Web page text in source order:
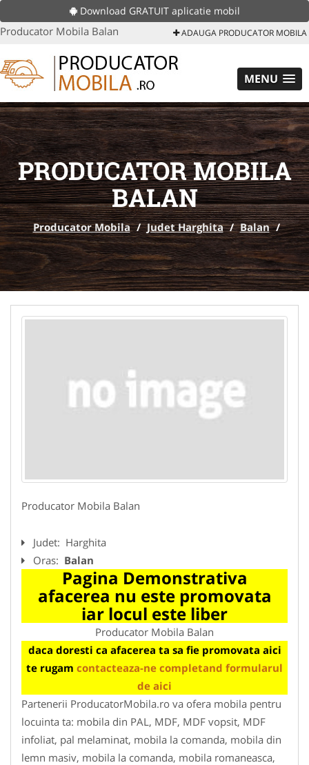
Download GRATUIT aplicatie mobil
Producator Mobila Balan ADAUGA PRODUCATOR MOBILA
MENU
PRODUCATOR MOBILA
BALAN
Producator Mobila / Judet Harghita / Balan /
Producator Mobila Balan
Judet: Harghita
Oras: Balan
Pagina Demonstrativa
afacerea nu este promovata
iar locul este liber
Producator Mobila Balan
daca doresti ca afacerea ta sa fie promovata aici
te rugam contacteaza-ne completand formularul
de aici
Partenerii ProducatorMobila.ro va ofera mobila pentru
locuinta ta: mobila din PAL, MDF, MDF vopsit, MDF
infoliat, pal melaminat, mobila la comanda, mobila din
lemn masiv, mobila la comanda, mobila romaneasca,